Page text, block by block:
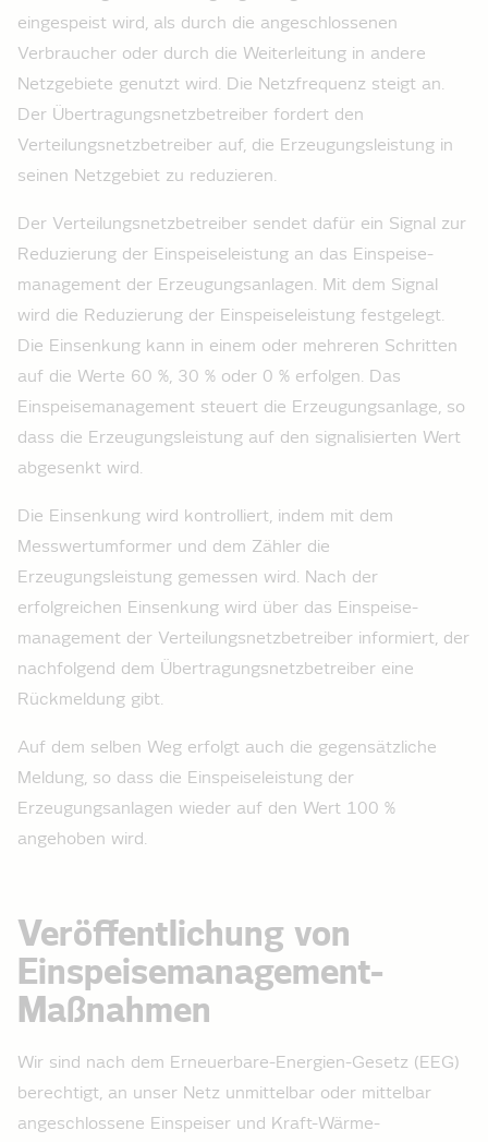
eingespeist wird, als durch die angeschlossenen
Verbraucher oder durch die Weiterleitung in andere
Netzgebiete genutzt wird. Die Netzfrequenz steigt an.
Der Übertragungsnetzbetreiber fordert den
Verteilungsnetzbetreiber auf, die Erzeugungsleistung in
seinen Netzgebiet zu reduzieren.
Der Verteilungsnetzbetreiber sendet dafür ein Signal zur
Reduzierung der Einspeise­leistung an das Einspeise­
management der Erzeugungsanlagen. Mit dem Signal
wird die Reduzierung der Einspeise­leistung festgelegt.
Die Einsenkung kann in einem oder mehreren Schritten
auf die Werte 60 %, 30 % oder 0 % erfolgen. Das
Einspeise­management steuert die Erzeugungsanlage, so
dass die Erzeugungsleistung auf den signalisierten Wert
abgesenkt wird.
Die Einsenkung wird kontrolliert, indem mit dem
Messwertumformer und dem Zähler die
Erzeugungsleistung gemessen wird. Nach der
erfolgreichen Einsenkung wird über das Einspeise­
management der Verteilungsnetzbetreiber informiert, der
nachfolgend dem Übertragungsnetzbetreiber eine
Rückmeldung gibt.
Auf dem selben Weg erfolgt auch die gegensätzliche
Meldung, so dass die Einspeise­leistung der
Erzeugungsanlagen wieder auf den Wert 100 %
angehoben wird.
Veröffentlichung von
Einspeise­management-
Maßnahmen
Wir sind nach dem Erneuerbare-Energien-Gesetz (EEG)
berechtigt, an unser Netz unmittelbar oder mittelbar
angeschlossene Einspeise­r und Kraft-Wärme-